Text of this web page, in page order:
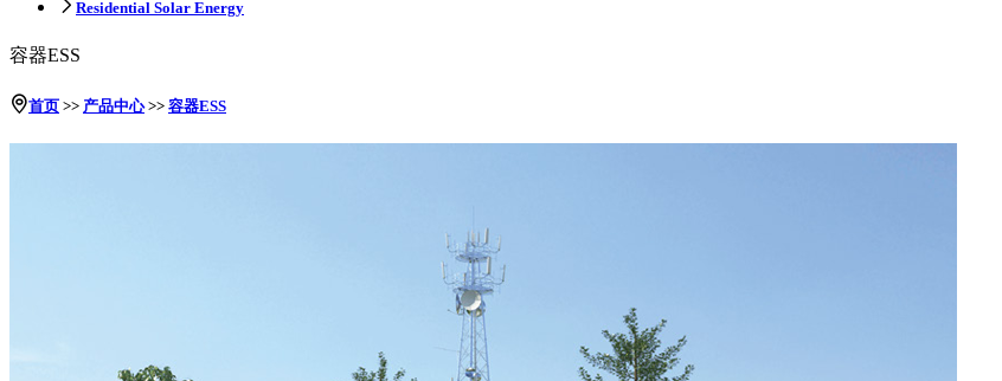
Residential Solar Energy
容器ESS
首页 >> 产品中心>> 容器ESS